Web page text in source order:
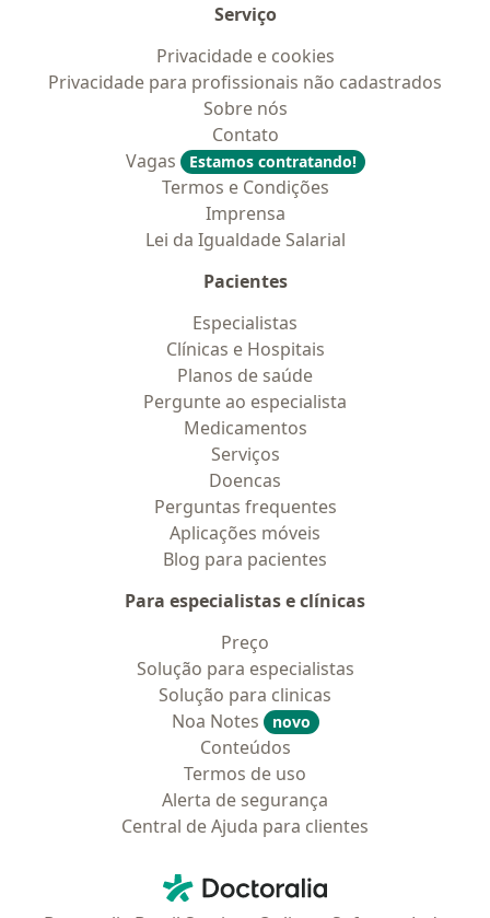
Serviço
Privacidade e cookies
Privacidade para profissionais não cadastrados
Sobre nós
Contato
Vagas
Estamos contratando!
Termos e Condições
Imprensa
Lei da Igualdade Salarial
Pacientes
Especialistas
Clínicas e Hospitais
Planos de saúde
Pergunte ao especialista
Medicamentos
Serviços
Doencas
Perguntas frequentes
Aplicações móveis
Blog para pacientes
Para especialistas e clínicas
Preço
Solução para especialistas
Solução para clinicas
Noa Notes
novo
Conteúdos
Termos de uso
Alerta de segurança
Central de Ajuda para clientes
Doctoralia - Homepage